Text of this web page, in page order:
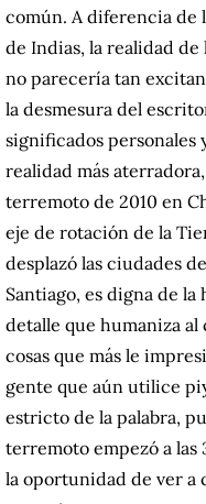
común. A diferencia de
de Indias, la realidad de
no parecería tan
la desmesura del
significados personales
realidad más
terremoto de 2010 en
eje de rotación de la
desplazó las ciudades
Santiago, es digna de
detalle que humaniza al
cosas que más le
gente que aún utilice
estricto de la palabra,
terremoto empezó a las
la oportunidad de ver a